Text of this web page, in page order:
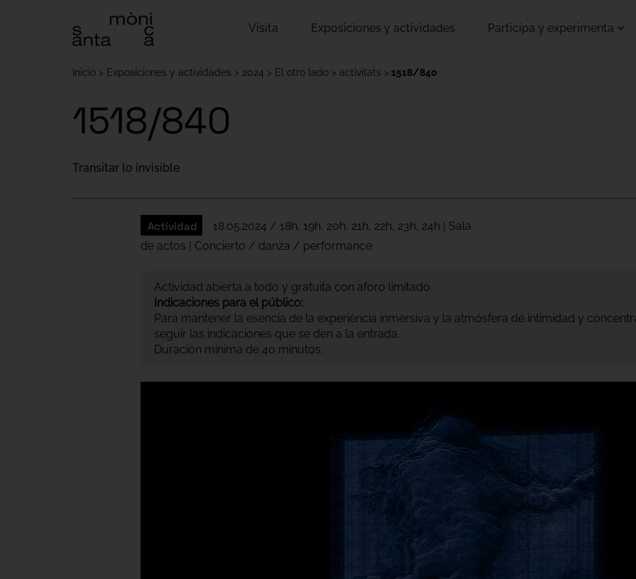
Visita Exposiciones y actividades Participa y experimenta
Inicio Exposiciones y actividades 2024 El otro lado activitats 1518/840
1518/840
Transitar lo invisible
Actividad
18.05.2024 / 18h, 19h, 20h, 21h, 22h, 23h, 24h | Sala
de actos | Concierto / danza / performance
Actividad abierta a todo y gratuita con aforo limitado
Indicaciones para el público:
Para mantener la esencia de la experiència inmersiva y la atmósfera de intimidad y
seguir las indicaciones que se den a la entrada.
Duración mínima de 40 minutos.